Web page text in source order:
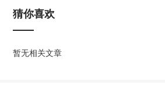
猜你喜欢
暂无相关文章